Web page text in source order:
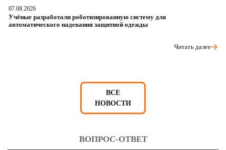
07.08.2026
Учёные разработали роботизированную систему для
автоматического надевания защитной одежды
Читать далее
ВСЕ
НОВОСТИ
ВОПРОС-ОТВЕТ